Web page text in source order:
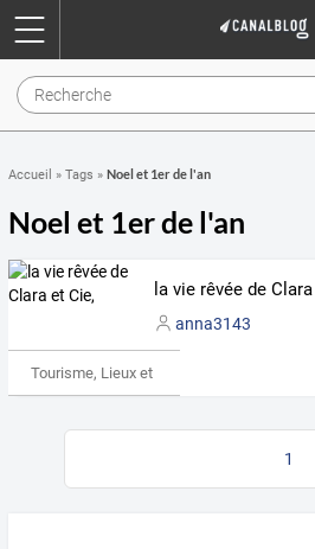
Accueil » Tags » Noel et 1er de l'an
Noel et 1er de l'an
anna3143
Tourisme, Lieux et Événements
1